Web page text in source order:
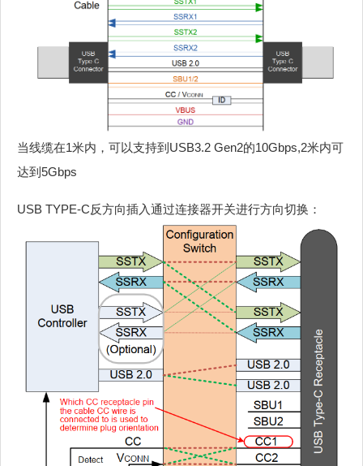
当线缆在1米内，可以支持到USB3.2 Gen2的10Gbps,2米内可
达到5Gbps
USB TYPE-C反方向插入通过连接器开关进行方向切换：